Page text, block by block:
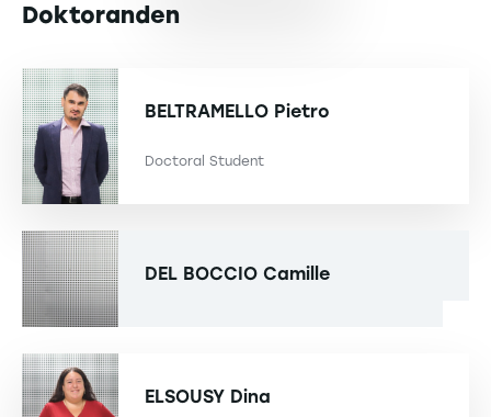
Doktoranden
BELTRAMELLO Pietro
Doctoral Student
DEL BOCCIO Camille
ELSOUSY Dina